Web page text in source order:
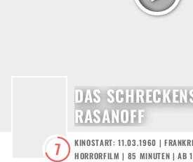
7
DAS
RASANOFF
KINOSTART: 11.03.1960 |
HORRORFILM | 85 MINUTEN |AB